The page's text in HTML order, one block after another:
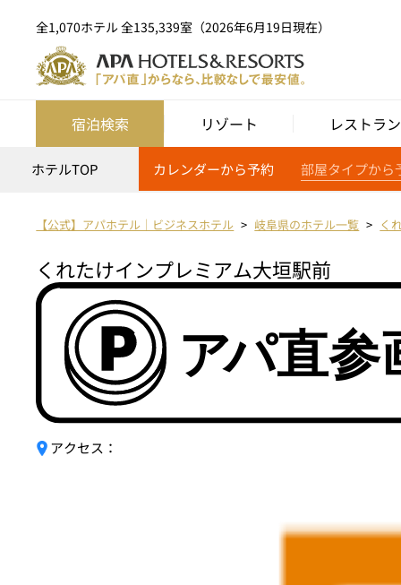
全1,070ホテル 全135,339室（2026年6月19日現在）
宿泊検索 リゾート レストラ
ホテルTOP カレンダーから予約 部屋タイプから
【公式】アパホテル｜ビジネスホテル 岐阜県のホテル一覧 く
くれたけインプレミアム大垣駅前
アクセス：